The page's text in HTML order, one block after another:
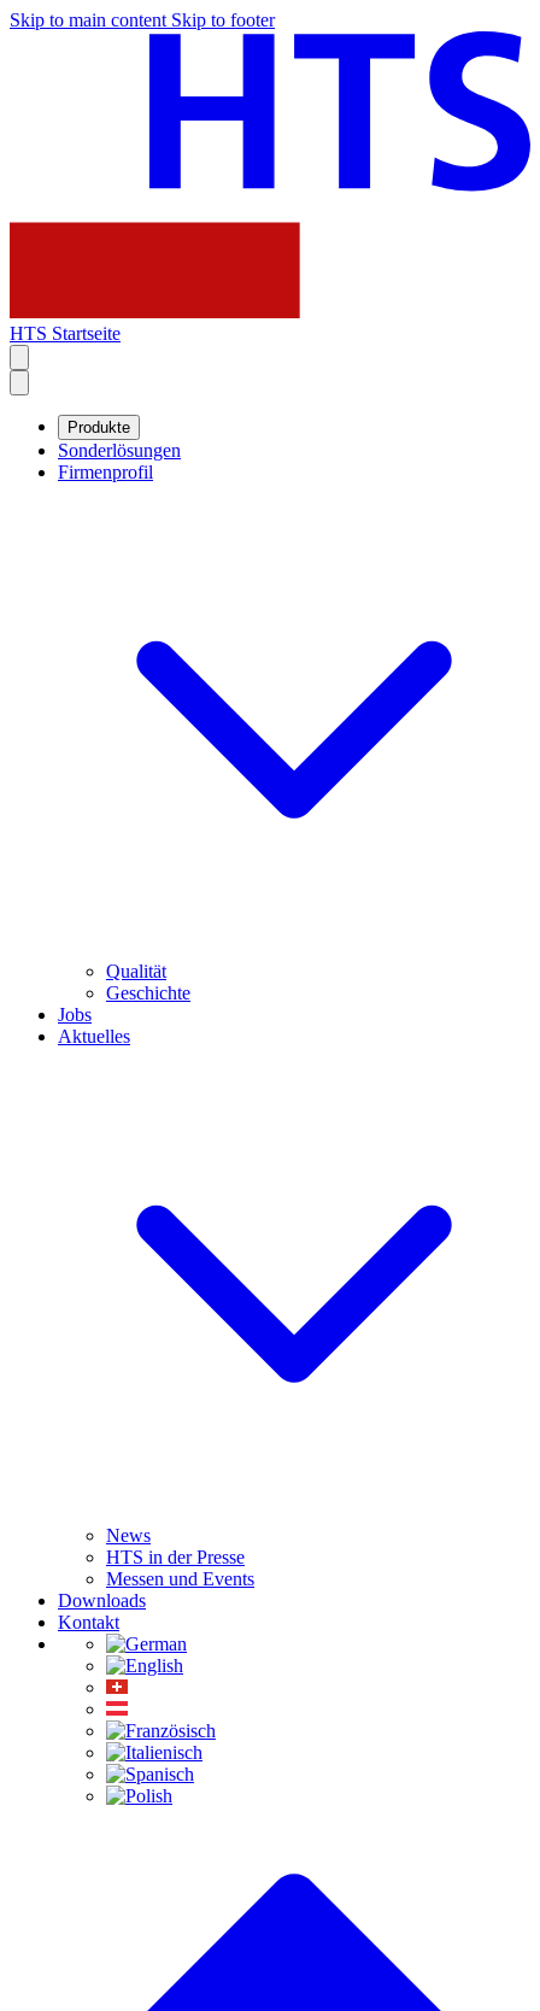
Skip to main content Skip to footer
HTS Startseite
Produkte
Sonderlösungen
Firmenprofil
Qualität
Geschichte
Jobs
Aktuelles
News
HTS in der Presse
Messen und Events
Downloads
Kontakt